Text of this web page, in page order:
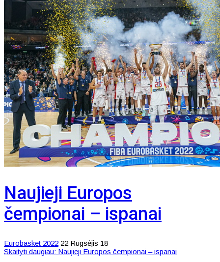
Naujieji Europos
čempionai – ispanai
Eurobasket 2022 22 Rugsėjis 18
Skaityti daugiau: Naujieji Europos čempionai – ispanai